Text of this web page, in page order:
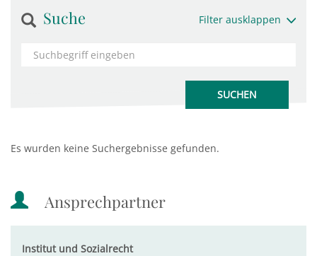
Suche Filter ausklappen
Es wurden keine Suchergebnisse gefunden.
Ansprechpartner
Institut und Sozialrecht